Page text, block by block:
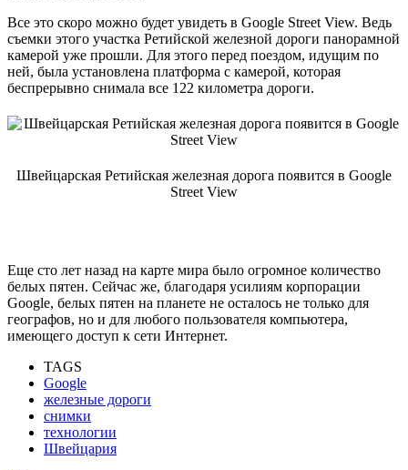
Все это скоро можно будет увидеть в Google Street View. Ведь
съемки этого участка Ретийской железной дороги панорамной
камерой уже прошли. Для этого перед поездом, идущим по
ней, была установлена платформа с камерой, которая
беспрерывно снимала все 122 километра дороги.
Швейцарская Ретийская железная дорога появится в Google
Street View
Еще сто лет назад на карте мира было огромное количество
белых пятен. Сейчас же, благодаря усилиям корпорации
Google, белых пятен на планете не осталось не только для
географов, но и для любого пользователя компьютера,
имеющего доступ к сети Интернет.
TAGS
Google
железные дороги
снимки
технологии
Швейцария